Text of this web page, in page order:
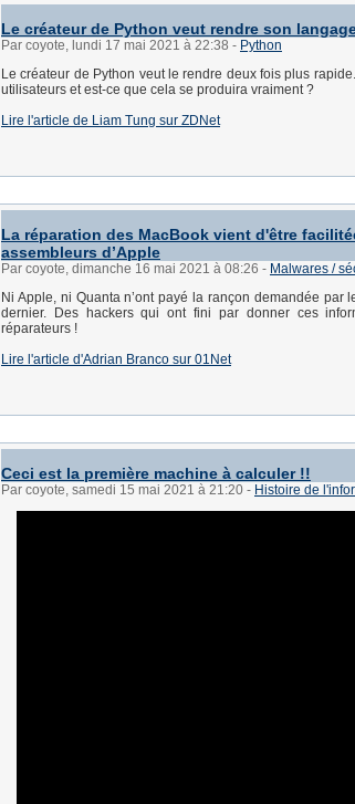
Le créateur de Python veut rendre son
Par coyote, lundi 17 mai 2021 à 22:38 - Python
Le créateur de Python veut le rendre deux fois plus
utilisateurs et est-ce que cela se produira vraiment ?
Lire l'article de Liam Tung sur ZDNet
La réparation des MacBook vient d'être
assembleurs d’Apple
Par coyote, dimanche 16 mai 2021 à 08:26 - Malwares /
Ni Apple, ni Quanta n’ont payé la rançon demandée par
dernier. Des hackers qui ont fini par donner ces
réparateurs !
Lire l'article d'Adrian Branco sur 01Net
Ceci est la première machine à calculer !!
Par coyote, samedi 15 mai 2021 à 21:20 - Histoire de